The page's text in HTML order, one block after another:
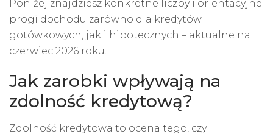
Poniżej znajdziesz konkretne liczby i orientacyjne
progi dochodu zarówno dla kredytów
gotówkowych, jak i hipotecznych – aktualne na
czerwiec 2026 roku.
Jak zarobki wpływają na
zdolność kredytową?
Zdolność kredytowa to ocena tego, czy